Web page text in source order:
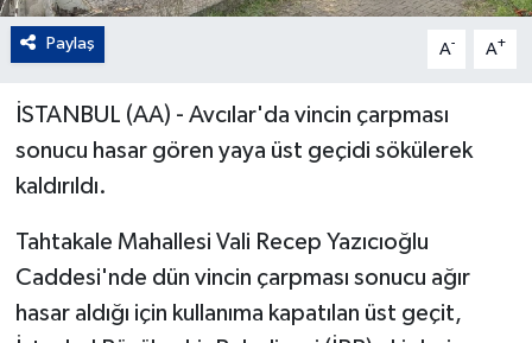
Paylaş A- A+
İSTANBUL (AA) - Avcılar'da vincin çarpması
sonucu hasar gören yaya üst geçidi sökülerek
kaldırıldı.
Tahtakale Mahallesi Vali Recep Yazıcıoğlu
Caddesi'nde dün vincin çarpması sonucu ağır
hasar aldığı için kullanıma kapatılan üst geçit,